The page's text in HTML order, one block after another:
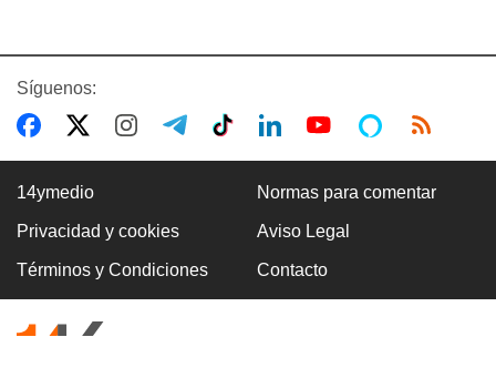
ASALTOS
"Cuba entera es una boca de lobo"
Síguenos:
14ymedio Normas para comentar
Privacidad y cookies Aviso Legal
Términos y Condiciones Contacto